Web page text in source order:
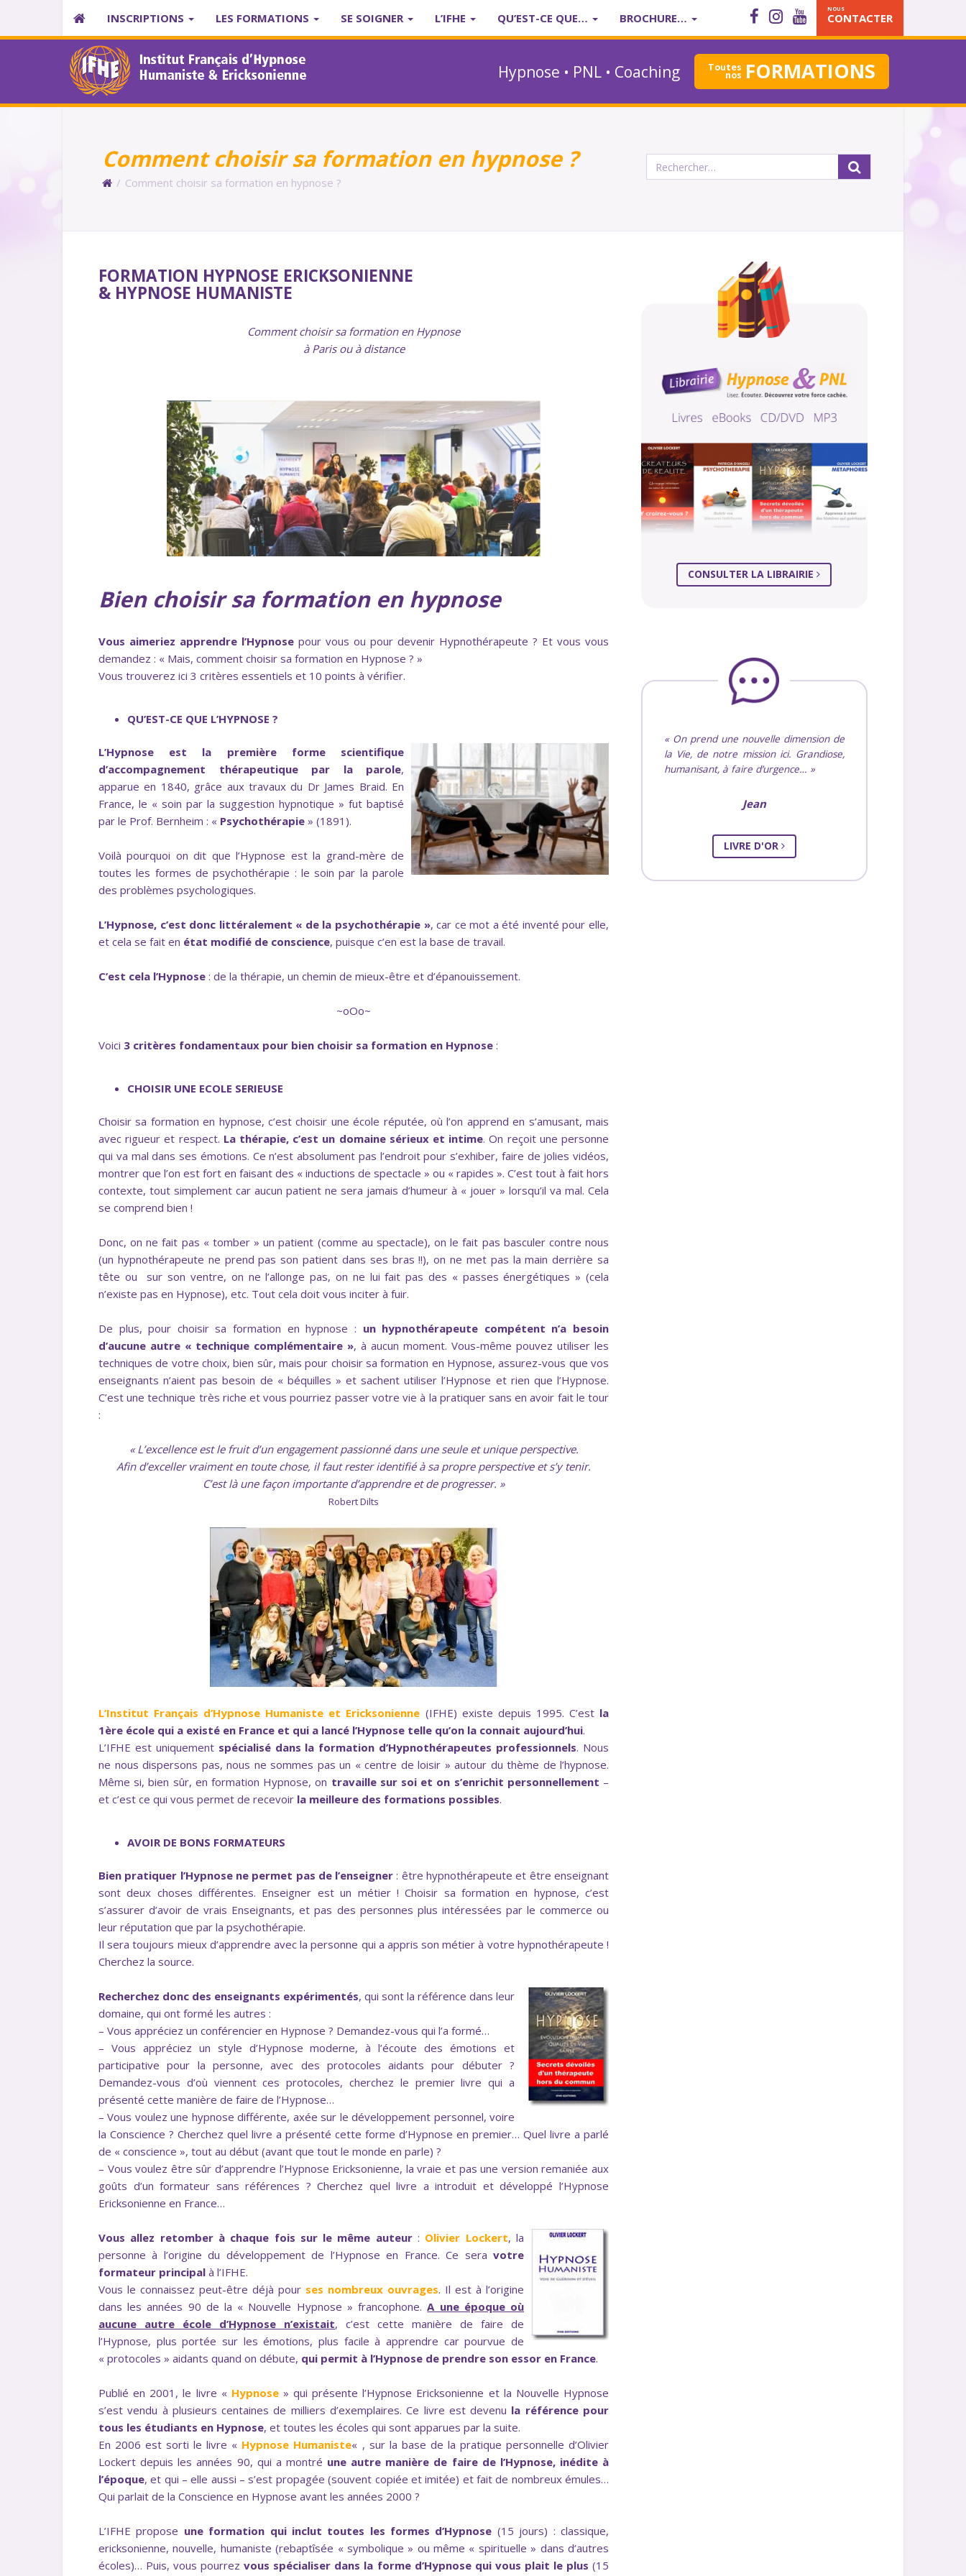
INSCRIPTIONS LES FORMATIONS SE SOIGNER L’IFHE QU’EST-CE QUE… BROCHURE…
NOUS
CONTACTER
Hypnose • PNL • Coaching Toutes
nos FORMATIONS
Comment choisir sa formation en hypnose ?
/ Comment choisir sa formation en hypnose ?
Rechercher :
FORMATION HYPNOSE ERICKSONIENNE
& HYPNOSE HUMANISTE
Comment choisir sa formation en Hypnose
à Paris ou à distance
Bien choisir sa formation en hypnose
Vous aimeriez apprendre l’Hypnose pour vous ou pour devenir Hypnothérapeute ? Et vous vous
demandez : « Mais, comment choisir sa formation en Hypnose ? »
Vous trouverez ici 3 critères essentiels et 10 points à vérifier.
QU’EST-CE QUE L’HYPNOSE ?
L’Hypnose
est la première forme scientifique
d’accompagnement thérapeutique par la parole,
apparue en 1840, grâce aux travaux du Dr James Braid. En
France, le « soin par la suggestion hypnotique » fut baptisé
par le Prof. Bernheim : « Psychothérapie » (1891).
Voilà pourquoi on dit que l’Hypnose est la grand-mère de
toutes les formes de psychothérapie : le soin par la parole
des problèmes psychologiques.
L’Hypnose, c’est donc littéralement « de la psychothérapie », car ce mot a été inventé pour elle,
et cela se fait en état modifié de conscience, puisque c’en est la base de travail.
C’est cela l’Hypnose : de la thérapie, un chemin de mieux-être et d’épanouissement.
~oOo~
Voici 3 critères fondamentaux pour bien choisir sa formation en Hypnose :
CHOISIR UNE ECOLE SERIEUSE
Choisir sa formation en hypnose, c’est choisir une école réputée, où l’on apprend en s’amusant, mais
avec rigueur et respect. La thérapie, c’est un domaine sérieux et intime. On reçoit une personne
qui va mal dans ses émotions. Ce n’est absolument pas l’endroit pour s’exhiber, faire de jolies vidéos,
montrer que l’on est fort en faisant des « inductions de spectacle » ou « rapides ». C’est tout à fait hors
contexte, tout simplement car aucun patient ne sera jamais d’humeur à « jouer » lorsqu’il va mal. Cela
se comprend bien !
Donc, on ne fait pas « tomber » un patient (comme au spectacle), on le fait pas basculer contre nous
(un hypnothérapeute ne prend pas son patient dans ses bras !!), on ne met pas la main derrière sa
tête ou sur son ventre, on ne l’allonge pas, on ne lui fait pas des « passes énergétiques » (cela
n’existe pas en Hypnose), etc. Tout cela doit vous inciter à fuir.
De plus, pour choisir sa formation en hypnose : un hypnothérapeute compétent n’a besoin
d’aucune autre « technique complémentaire », à aucun moment. Vous-même pouvez utiliser les
techniques de votre choix, bien sûr, mais pour choisir sa formation en Hypnose, assurez-vous que vos
enseignants n’aient pas besoin de « béquilles » et sachent utiliser l’Hypnose et rien que l’Hypnose.
C’est une technique très riche et vous pourriez passer votre vie à la pratiquer sans en avoir fait le tour
:
« L’excellence est le fruit d’un engagement passionné dans une seule et unique perspective.
Afin d’exceller vraiment en toute chose, il faut rester identifié à sa propre perspective et s’y tenir.
C’est là une façon importante d’apprendre et de progresser. »
Robert Dilts
L’Institut Français d’Hypnose Humaniste et Ericksonienne (IFHE) existe depuis 1995. C’est la
1ère école qui a existé en France et qui a lancé l’Hypnose telle qu’on la connait aujourd’hui.
L’IFHE est uniquement spécialisé dans la formation d’Hypnothérapeutes professionnels. Nous
ne nous dispersons pas, nous ne sommes pas un « centre de loisir » autour du thème de l’hypnose.
Même si, bien sûr, en formation Hypnose, on travaille sur soi et on s’enrichit personnellement –
et c’est ce qui vous permet de recevoir la meilleure des formations possibles.
AVOIR DE BONS FORMATEURS
Bien pratiquer l’Hypnose ne permet pas de l’enseigner: être hypnothérapeute et être enseignant
sont deux choses différentes. Enseigner est un métier ! Choisir sa formation en hypnose, c’est
s’assurer d’avoir de vrais Enseignants, et pas des personnes plus intéressées par le commerce ou
leur réputation que par la psychothérapie.
Il sera toujours mieux d’apprendre avec la personne qui a appris son métier à votre hypnothérapeute !
Cherchez la source.
Recherchez donc des enseignants expérimentés, qui sont la référence dans leur
domaine, qui ont formé les autres :
– Vous appréciez un conférencier en Hypnose ? Demandez-vous qui l’a formé…
– Vous appréciez un style d’Hypnose moderne, à l’écoute des émotions et
participative pour la personne, avec des protocoles aidants pour débuter ?
Demandez-vous d’où viennent ces protocoles, cherchez le premier livre qui a
présenté cette manière de faire de l’Hypnose…
– Vous voulez une hypnose différente, axée sur le développement personnel, voire
la Conscience ? Cherchez quel livre a présenté cette forme d’Hypnose en premier… Quel livre a parlé
de « conscience », tout au début (avant que tout le monde en parle) ?
– Vous voulez être sûr d’apprendre l’Hypnose Ericksonienne, la vraie et pas une version remaniée aux
goûts d’un formateur sans références ? Cherchez quel livre a introduit et développé l’Hypnose
Ericksonienne en France…
Vous allez retomber à chaque fois sur le même auteur: Olivier Lockert, la
personne à l’origine du développement de l’Hypnose en France. Ce sera votre
formateur principal à l’IFHE.
Vous le connaissez peut-être déjà pour ses nombreux ouvrages. Il est à l’origine
dans les années 90 de la « Nouvelle Hypnose » francophone.A une époque où
aucune autre école d’Hypnose n’existait, c’est cette manière de faire de
l’Hypnose, plus portée sur les émotions, plus facile à apprendre car pourvue de
« protocoles » aidants quand on débute, qui permit à l’Hypnose de prendre son essor en France.
Publié en 2001, le livre « Hypnose» qui présente l’Hypnose Ericksonienne et la Nouvelle Hypnose
s’est vendu à plusieurs centaines de milliers d’exemplaires. Ce livre est devenu la référence pour
tous les étudiants en Hypnose, et toutes les écoles qui sont apparues par la suite.
En 2006 est sorti le livre « Hypnose Humaniste« , sur la base de la pratique personnelle d’Olivier
Lockert depuis les années 90, qui a montré une autre manière de faire de l’Hypnose, inédite à
l’époque, et qui – elle aussi – s’est propagée (souvent copiée et imitée) et fait de nombreux émules…
Qui parlait de la Conscience en Hypnose avant les années 2000 ?
L’IFHE propose une formation qui inclut toutes les formes d’Hypnose (15 jours) : classique,
ericksonienne, nouvelle, humaniste (rebaptîsée « symbolique » ou même « spirituelle » dans d’autres
écoles)… Puis, vous pourrezvous spécialiser dans la forme d’Hypnose qui vous plait le plus (15
CONSULTER LA LIBRAIRIE